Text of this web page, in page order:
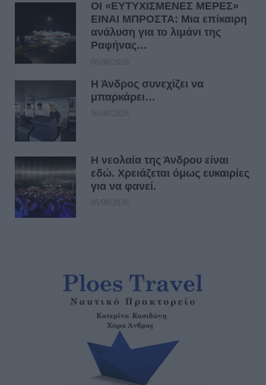
ΟΙ «ΕΥΤΥΧΙΣΜΕΝΕΣ ΜΕΡΕΣ»
ΕΙΝΑΙ ΜΠΡΟΣΤΑ: Μια επίκαιρη
ανάλυση για το λιμάνι της
Ραφήνας…
06/08/2026
Η Άνδρος συνεχίζει να
μπαρκάρει…
06/08/2026
Η νεολαία της Άνδρου είναι
εδώ. Χρειάζεται όμως ευκαιρίες
για να φανεί.
05/08/2026